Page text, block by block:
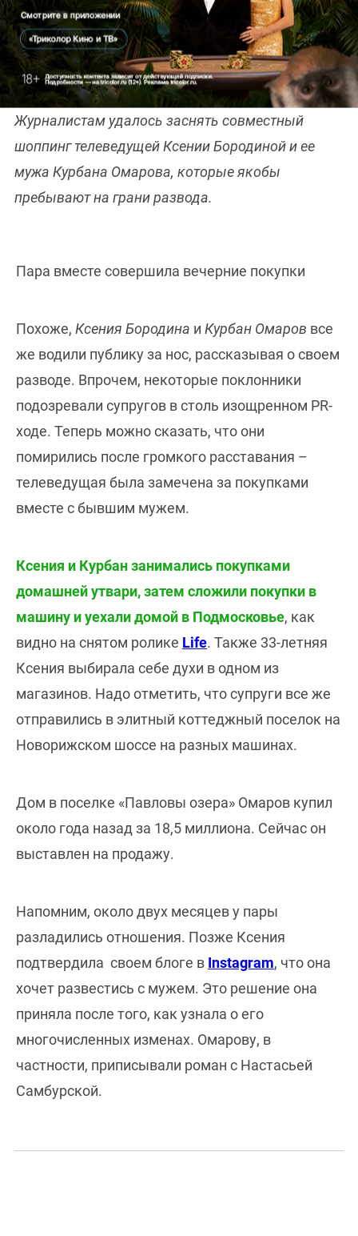
Курбана Омарова
вместе
Журналистам удалось заснять совместный
шоппинг телеведущей Ксении Бородиной и ее
мужа Курбана Омарова, которые якобы
пребывают на грани развода.
Пара вместе совершила вечерние покупки
Похоже, Ксения Бородина и Курбан Омаров все
же водили публику за нос, рассказывая о своем
разводе. Впрочем, некоторые поклонники
подозревали супругов в столь изощренном PR-
ходе. Теперь можно сказать, что они
помирились после громкого расставания –
телеведущая была замечена за покупками
вместе с бывшим мужем.
Ксения и Курбан занимались покупками
домашней утвари, затем сложили покупки в
машину и уехали домой в Подмосковье, как
видно на снятом ролике Life. Также 33-летняя
Ксения выбирала себе духи в одном из
магазинов. Надо отметить, что супруги все же
отправились в элитный коттеджный поселок на
Новорижском шоссе на разных машинах.
Дом в поселке «Павловы озера» Омаров купил
около года назад за 18,5 миллиона. Сейчас он
выставлен на продажу.
Напомним, около двух месяцев у пары
разладились отношения. Позже Ксения
подтвердила своем блоге в Instagram, что она
хочет развестись с мужем. Это решение она
приняла после того, как узнала о его
многочисленных изменах. Омарову, в
частности, приписывали роман с Настасьей
Самбурской.